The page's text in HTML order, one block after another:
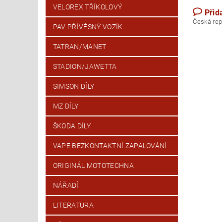
VELOREX TŘÍKOLOVÝ
PAV PŘÍVĚSNÝ VOZÍK
TATRAN/MANET
STADION/JAWETTA
SIMSON DÍLY
MZ DÍLY
ŠKODA DÍLY
VAPE BEZKONTAKTNÍ ZAPALOVÁNÍ
ORIGINÁL MOTOTECHNA
NÁŘADÍ
LITERATURA